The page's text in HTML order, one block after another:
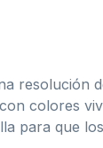
colores
para que